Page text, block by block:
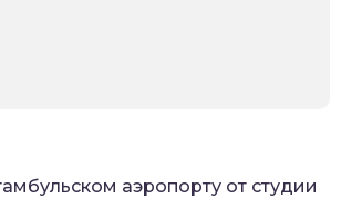
аэропорту от студии